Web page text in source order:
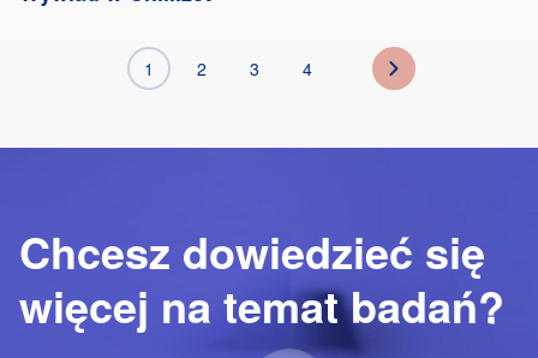
1 2 3 4
Chcesz dowiedzieć się
więcej na temat badań?